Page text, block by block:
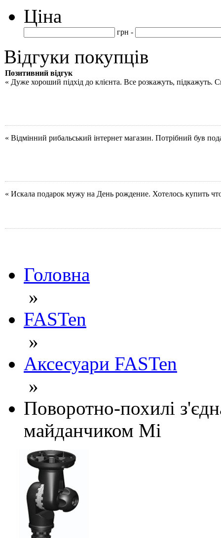
Ціна
грн -
Відгуки покупців
Позитивний відгук
« Дуже хороший підхід до клієнта. Все розкажуть, підкажуть.
« Відмінний рибальський інтернет магазин. Потрібний був
« Искала подарок мужу на День рождение. Хотелось купить
Головна
»
FASTen
»
Аксесуари FASTen
»
Поворотно-похилі
майданчиком Mi